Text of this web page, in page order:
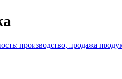
производство, продажа